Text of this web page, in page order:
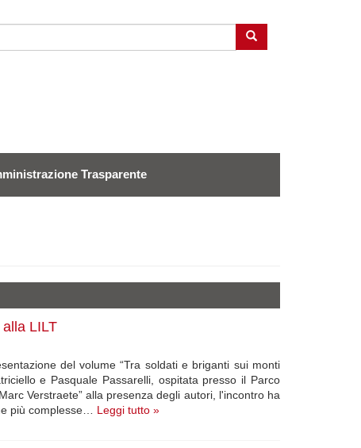
Cerca
Trasparente
LILT
del volume “Tra soldati e briganti sui monti
e Pasquale Passarelli, ospitata presso il Parco
Verstraete” alla presenza degli autori, l'incontro ha
più complesse… Leggi tutto »